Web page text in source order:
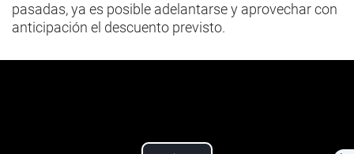
pasadas, ya es posible adelantarse y aprovechar con
anticipación el descuento previsto.